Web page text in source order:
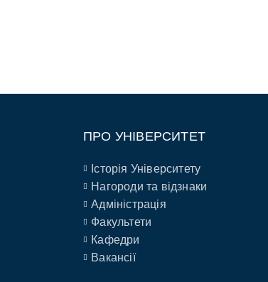
ПРО УНІВЕРСИТЕТ
Історія Університету
Нагороди та відзнаки
Адміністрація
Факультети
Кафедри
Вакансії